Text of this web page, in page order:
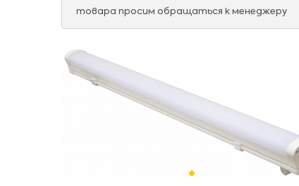
товара просим обращаться к менеджеру